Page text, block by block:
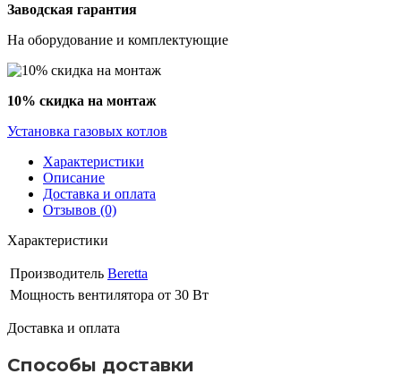
Заводская гарантия
На оборудование и комплектующие
10% скидка на монтаж
Установка газовых котлов
Характеристики
Описание
Доставка и оплата
Отзывов (0)
Характеристики
Производитель Beretta
Мощность вентилятора от 30 Вт
Доставка и оплата
Способы доставки